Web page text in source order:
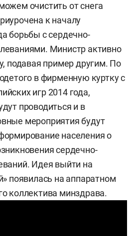
очистить от снега
к началу
борьбы с сердечно-
Министр активно
подавая пример другим. По
в фирменную куртку с
игр 2014 года,
проводиться и в
мероприятия будут
населения о
сердечно-
Идея выйти на
появилась на аппаратном
коллектива минздрава.